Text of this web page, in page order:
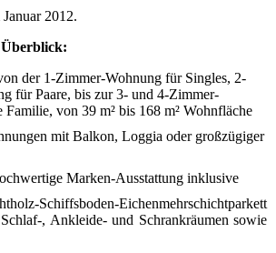
2012.
der 1-Zimmer-Wohnung für Singles, 2-
für Paare, bis zur 3- und 4-Zimmer-
von 39 m² bis 168 m² Wohnfläche
mit Balkon, Loggia oder großzügiger
Marken-Ausstattung inklusive
Schiffsboden-Eichenmehrschichtparkett
, Ankleide- und Schrankräumen sowie